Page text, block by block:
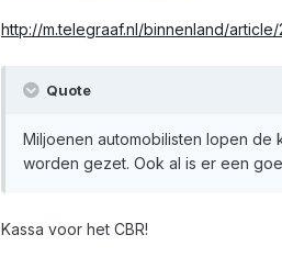
http://m.telegraaf.nl/binnenland/
Quote
Miljoenen automobilisten lopen
worden gezet. Ook al is er een
Kassa voor het CBR!